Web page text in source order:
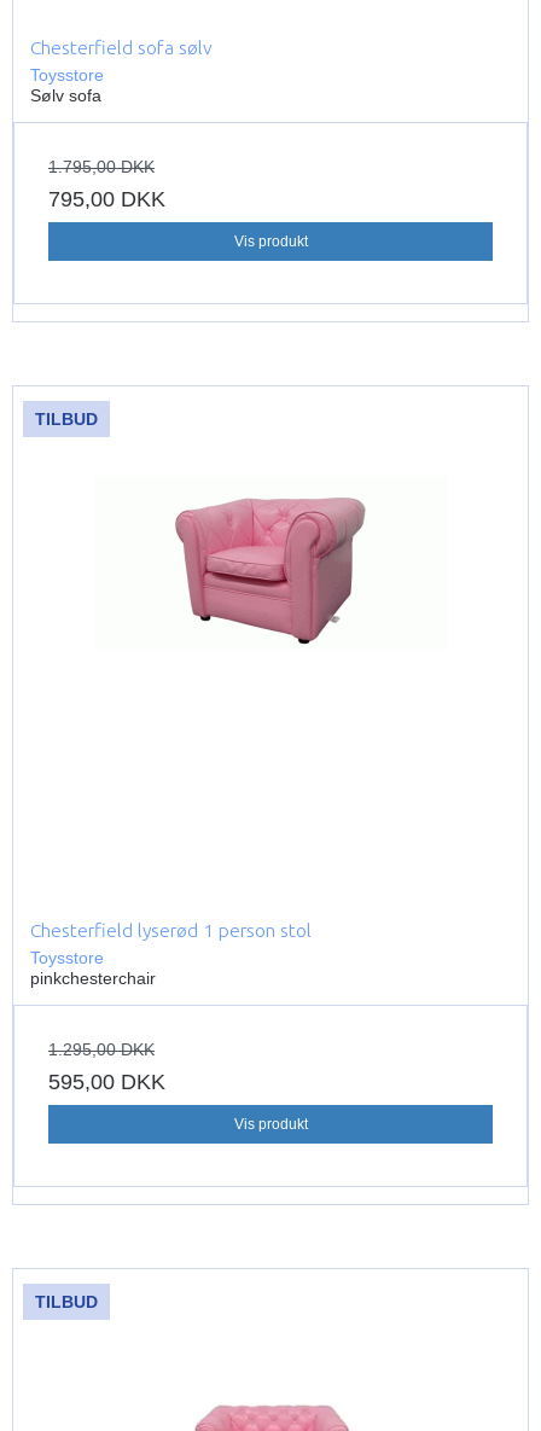
Chesterfield sofa sølv
Toysstore
Sølv sofa
1.795,00 DKK
795,00 DKK
Vis produkt
TILBUD
Chesterfield lyserød 1 person stol
Toysstore
pinkchesterchair
1.295,00 DKK
595,00 DKK
Vis produkt
TILBUD